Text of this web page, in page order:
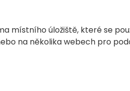
místního úložiště, které se
na několika webech pro